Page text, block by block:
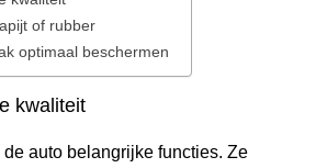
of rubber
optimaal beschermen
kwaliteit
auto belangrijke functies. Ze